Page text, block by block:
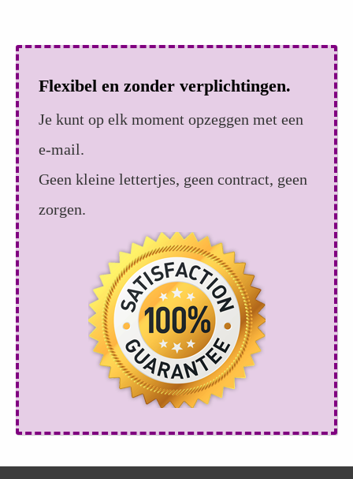
Flexibel en zonder verplichtingen.
Je kunt op elk moment opzeggen met een
e-mail.
Geen kleine lettertjes, geen contract, geen
zorgen.